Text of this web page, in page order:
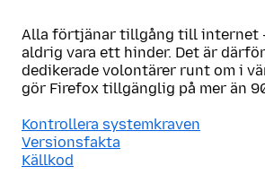
Alla förtjänar tillgång till internet
aldrig vara ett hinder. Det är
dedikerade volontärer runt om i
gör Firefox tillgänglig på mer än
Kontrollera systemkraven
Versionsfakta
Källkod